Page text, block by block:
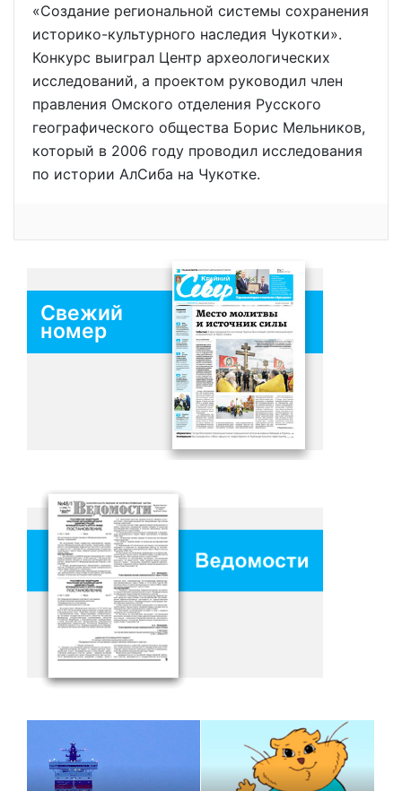
«Создание региональной системы сохранения
историко-культурного наследия Чукотки».
Конкурс выиграл Центр археологических
исследований, а проектом руководил член
правления Омского отделения Русского
географического общества Борис Мельников,
который в 2006 году проводил исследования
по истории АлСиба на Чукотке.
Свежий
номер